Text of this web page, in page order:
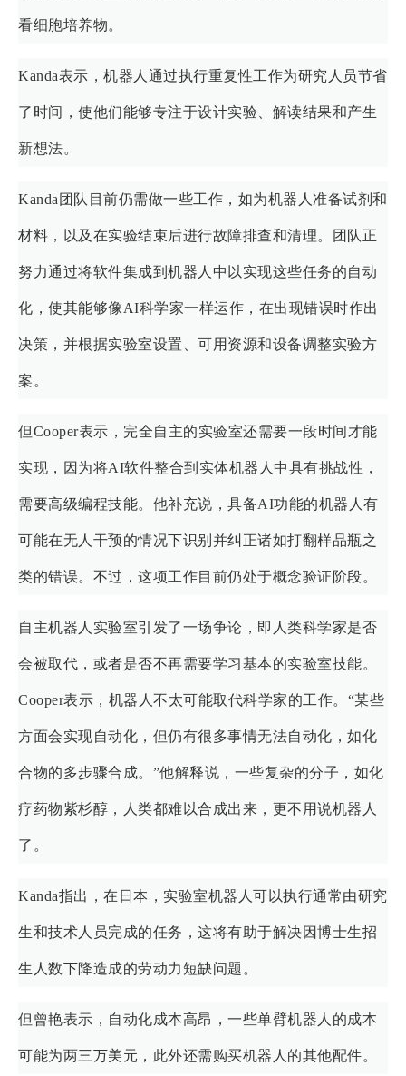
看细胞培养物。
Kanda表示，机器人通过执行重复性工作为研究人员节省
了时间，使他们能够专注于设计实验、解读结果和产生
新想法。
Kanda团队目前仍需做一些工作，如为机器人准备试剂和
材料，以及在实验结束后进行故障排查和清理。团队正
努力通过将软件集成到机器人中以实现这些任务的自动
化，使其能够像AI科学家一样运作，在出现错误时作出
决策，并根据实验室设置、可用资源和设备调整实验方
案。
但Cooper表示，完全自主的实验室还需要一段时间才能
实现，因为将AI软件整合到实体机器人中具有挑战性，
需要高级编程技能。他补充说，具备AI功能的机器人有
可能在无人干预的情况下识别并纠正诸如打翻样品瓶之
类的错误。不过，这项工作目前仍处于概念验证阶段。
自主机器人实验室引发了一场争论，即人类科学家是否
会被取代，或者是否不再需要学习基本的实验室技能。
Cooper表示，机器人不太可能取代科学家的工作。“某些
方面会实现自动化，但仍有很多事情无法自动化，如化
合物的多步骤合成。”他解释说，一些复杂的分子，如化
疗药物紫杉醇，人类都难以合成出来，更不用说机器人
了。
Kanda指出，在日本，实验室机器人可以执行通常由研究
生和技术人员完成的任务，这将有助于解决因博士生招
生人数下降造成的劳动力短缺问题。
但曾艳表示，自动化成本高昂，一些单臂机器人的成本
可能为两三万美元，此外还需购买机器人的其他配件。